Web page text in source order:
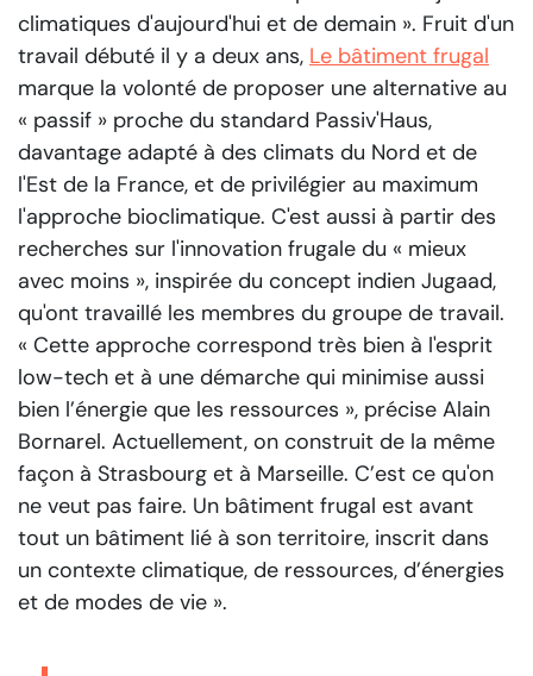
climatiques d'aujourd'hui et de demain ». Fruit d'un
travail débuté il y a deux ans, Le bâtiment frugal
marque la volonté de proposer une alternative au
« passif » proche du standard Passiv'Haus,
davantage adapté à des climats du Nord et de
l'Est de la France, et de privilégier au maximum
l'approche bioclimatique. C'est aussi à partir des
recherches sur l'innovation frugale du « mieux
avec moins », inspirée du concept indien Jugaad,
qu'ont travaillé les membres du groupe de travail.
« Cette approche correspond très bien à l'esprit
low-tech et à une démarche qui minimise aussi
bien l’énergie que les ressources », précise Alain
Bornarel. Actuellement, on construit de la même
façon à Strasbourg et à Marseille. C’est ce qu'on
ne veut pas faire. Un bâtiment frugal est avant
tout un bâtiment lié à son territoire, inscrit dans
un contexte climatique, de ressources, d’énergies
et de modes de vie ».